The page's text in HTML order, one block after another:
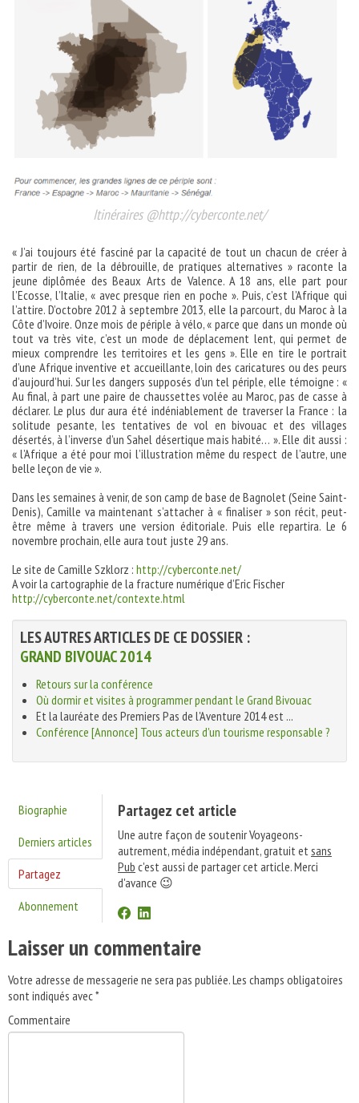
Itinéraires @http://cyberconte.net/
« J’ai toujours été fasciné par la capacité de tout un chacun de créer à
partir de rien, de la débrouille, de pratiques alternatives » raconte la
jeune diplômée des Beaux Arts de Valence. A 18 ans, elle part pour
l’Ecosse, l’Italie, « avec presque rien en poche ». Puis, c’est l’Afrique qui
l’attire. D’octobre 2012 à septembre 2013, elle la parcourt, du Maroc à la
Côte d’Ivoire. Onze mois de périple à vélo, « parce que dans un monde où
tout va très vite, c’est un mode de déplacement lent, qui permet de
mieux comprendre les territoires et les gens ». Elle en tire le portrait
d’une Afrique inventive et accueillante, loin des caricatures ou des peurs
d’aujourd’hui. Sur les dangers supposés d’un tel périple, elle témoigne : «
Au final, à part une paire de chaussettes volée au Maroc, pas de casse à
déclarer. Le plus dur aura été indéniablement de traverser la France : la
solitude pesante, les tentatives de vol en bivouac et des villages
désertés, à l’inverse d’un Sahel désertique mais habité… ». Elle dit aussi :
« l’Afrique a été pour moi l’illustration même du respect de l’autre, une
belle leçon de vie ».
Dans les semaines à venir, de son camp de base de Bagnolet (Seine Saint-
Denis), Camille va maintenant s’attacher à « finaliser » son récit, peut-
être même à travers une version éditoriale. Puis elle repartira. Le 6
novembre prochain, elle aura tout juste 29 ans.
Le site de Camille Szklorz : http://cyberconte.net/
A voir la cartographie de la fracture numérique d’Eric Fischer
http://cyberconte.net/contexte.html
LES AUTRES ARTICLES DE CE DOSSIER :
GRAND BIVOUAC 2014
Retours sur la conférence
Où dormir et visites à programmer pendant le Grand Bivouac
Et la lauréate des Premiers Pas de l'Aventure 2014 est ...
Conférence [Annonce] Tous acteurs d'un tourisme responsable ?
Biographie
Derniers articles
Partagez
Abonnement
Partagez cet article
Une autre façon de soutenir Voyageons-
autrement, média indépendant, gratuit etsans
Pub c'est aussi de partager cet article. Merci
d'avance 😉
Laisser un commentaire
Votre adresse de messagerie ne sera pas publiée.Les champs obligatoires
sont indiqués avec*
Commentaire